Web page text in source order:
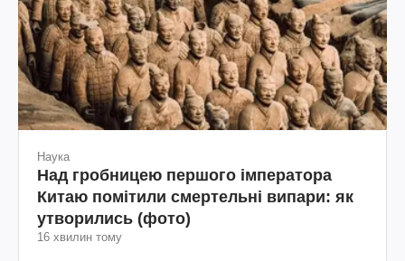
Наука
Над гробницею першого імператора
Китаю помітили смертельні випари: як
утворились (фото)
16 хвилин тому